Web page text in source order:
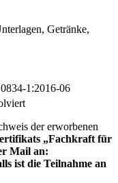
Getränke,
1:2016-06
der erworbenen
„Fachkraft für
Mail an:
ist die Teilnahme an